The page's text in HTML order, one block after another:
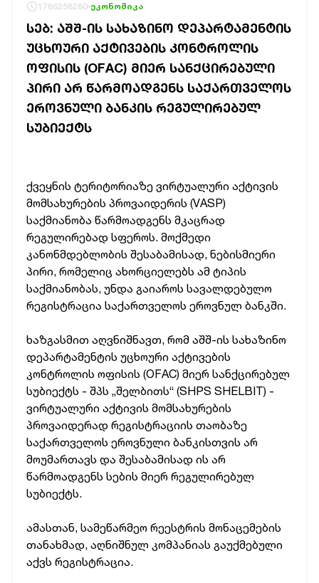
1786258280 ეკონომიკა
ᲡᲔᲑ: ᲐᲨᲨ-ᲘᲡ ᲡᲐᲮᲐᲖᲘᲜᲝ ᲓᲔᲞᲐᲠᲢᲐᲛᲔᲜᲢᲘᲡ
ᲣᲪᲮᲝᲣᲠᲘ ᲐᲥᲢᲘᲕᲔᲑᲘᲡ ᲙᲝᲜᲢᲠᲝᲚᲘᲡ
ᲝᲤᲘᲡᲘᲡ (OFAC) ᲛᲘᲔᲠ ᲡᲐᲜᲥᲪᲘᲠᲔᲑᲣᲚᲘ
ᲞᲘᲠᲘ ᲐᲠ ᲬᲐᲠᲛᲝᲐᲓᲒᲔᲜᲡ ᲡᲐᲥᲐᲠᲗᲕᲔᲚᲝᲡ
ᲔᲠᲝᲕᲜᲣᲚᲘ ᲑᲐᲜᲙᲘᲡ ᲠᲔᲒᲣᲚᲘᲠᲔᲑᲣᲚ
ᲡᲣᲑᲘᲔᲥᲢᲡ
ქვეყნის ტერიტორიაზე ვირტუალური აქტივის
მომსახურების პროვაიდერის (VASP)
საქმიანობა წარმოადგენს მკაცრად
რეგულირებად სფეროს. მოქმედი
კანონმდებლობის შესაბამისად, ნებისმიერი
პირი, რომელიც ახორციელებს ამ ტიპის
საქმიანობას, უნდა გაიაროს სავალდებულო
რეგისტრაცია საქართველოს ეროვნულ ბანკში.
ხაზგასმით აღვნიშნავთ, რომ აშშ-ის სახაზინო
დეპარტამენტის უცხოური აქტივების
კონტროლის ოფისის (OFAC) მიერ სანქცირებულ
სუბიექტს - შპს „შელბითს“ (SHPS SHELBIT) -
ვირტუალური აქტივის მომსახურების
პროვაიდერად რეგისტრაციის თაობაზე
საქართველოს ეროვნული ბანკისთვის არ
მოუმართავს და შესაბამისად ის არ
წარმოადგენს სების მიერ რეგულირებულ
სუბიექტს.
ამასთან, სამეწარმეო რეესტრის მონაცემების
თანახმად, აღნიშნულ კომპანიას გაუქმებული
აქვს რეგისტრაცია.